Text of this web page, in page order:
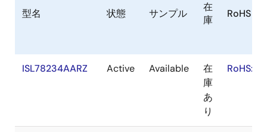
型名 状態 サンプル
在
庫
RoHS
ISL78234AARZ Active Available
在
庫
あ
り
RoHS:EN